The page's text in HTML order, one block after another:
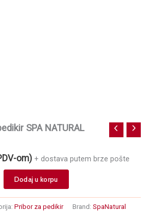
SPA NATURAL
om) + dostava putem brze pošte
Dodaj u korpu
Pribor za pedikir Brand: SpaNatural